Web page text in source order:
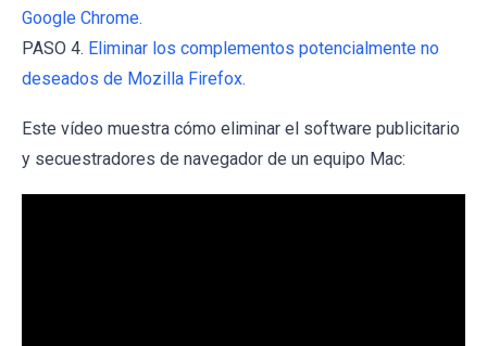
Google Chrome.
PASO 4. Eliminar los complementos potencialmente no
deseados de Mozilla Firefox.
Este vídeo muestra cómo eliminar el software publicitario
y secuestradores de navegador de un equipo Mac: